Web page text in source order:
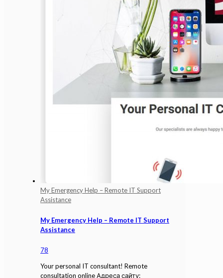
My Emergency Help – Remote IT Support
Assistance
My Emergency Help – Remote IT Support
Assistance
78
Your personal IT consultant! Remote
consultation online Адреса сайту: